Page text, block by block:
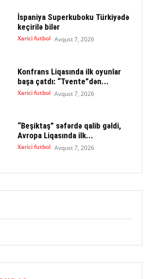
İspaniya Superkuboku Türkiyədə
keçirilə bilər
Xarici futbol Avqust 7, 2026
Konfrans Liqasında ilk oyunlar
başa çatdı: “Tvente”dən...
Xarici futbol Avqust 7, 2026
“Beşiktaş” səfərdə qalib gəldi,
Avropa Liqasında ilk...
Xarici futbol Avqust 7, 2026